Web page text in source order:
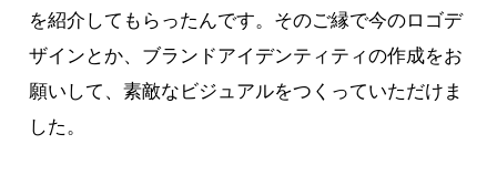
を紹介してもらったんです。そのご縁で今のロゴデ
ザインとか、ブランドアイデンティティの作成をお
願いして、素敵なビジュアルをつくっていただけま
した。